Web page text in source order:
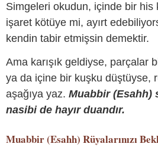
Simgeleri okudun, içinde bir his
işaret kötüye mi, ayırt
kendin tabir etmişsin demektir.
Ama karışık geldiyse, parçalar
ya da içine bir kuşku düştüyse,
aşağıya yaz. Muabbir (Esahh)
nasibi de hayır duandır.
Muabbir (Esahh) Rüyalarınızı